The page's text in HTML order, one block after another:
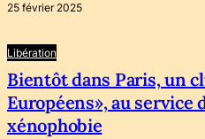
25 février 2025
Libération
Bientôt dans Paris, un
Européens», au service
xénophobie